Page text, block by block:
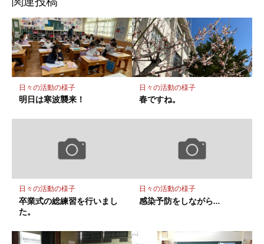
ク
マ
ー
ク
に
存
日々の活動の様子
明日は寒波襲来！
日々の活動の様子
春ですね。
日々の活動の様子
卒業式の総練習を行いまし
た。
日々の活動の様子
感染予防をしながら…